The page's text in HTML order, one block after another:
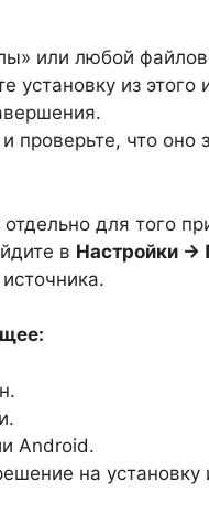
или любой
установку из этого
проверьте, что оно
для того
в Настройки →
Android.
на установку